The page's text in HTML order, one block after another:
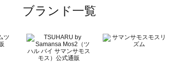
ブランド一覧